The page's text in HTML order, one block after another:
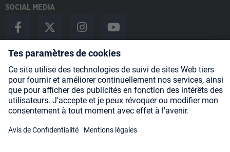
SOCIAL MEDIA
Payment Methods
Shipping